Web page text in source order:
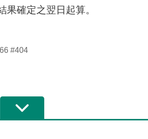
確定之翌日起算。
#404